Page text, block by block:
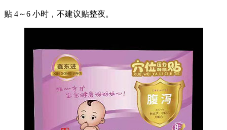
贴 4～6 小时，不建议贴整夜。